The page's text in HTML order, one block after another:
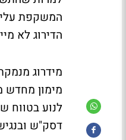
המשקפת
הדירוג לא
מידרוג
מימון מחדש
דסק"ש